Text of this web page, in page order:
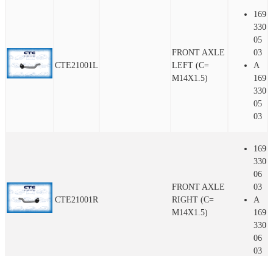
CTE21001L
FRONT AXLE
LEFT (C=
M14X1.5)
169
330
05
03
A
169
330
05
03
CTE21001R
FRONT AXLE
RIGHT (C=
M14X1.5)
169
330
06
03
A
169
330
06
03